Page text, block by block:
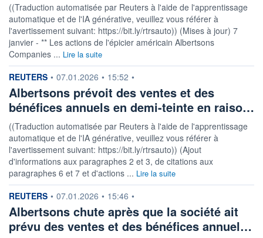
((Traduction automatisée par Reuters à l'aide de l'apprentissage
automatique et de l'IA générative, veuillez vous référer à
l'avertissement suivant: https://bit.ly/rtrsauto)) (Mises à jour) 7
janvier - ** Les actions de l'épicier américain Albertsons
Companies ... Lire la suite
information fournie par
REUTERS • 07.01.2026 • 15:52 •
Albertsons prévoit des ventes et des
bénéfices annuels en demi-teinte en raiso…
((Traduction automatisée par Reuters à l'aide de l'apprentissage
automatique et de l'IA générative, veuillez vous référer à
l'avertissement suivant: https://bit.ly/rtrsauto)) (Ajout
d'informations aux paragraphes 2 et 3, de citations aux
paragraphes 6 et 7 et d'actions ... Lire la suite
information fournie par
REUTERS • 07.01.2026 • 15:46 •
Albertsons chute après que la société ait
prévu des ventes et des bénéfices annuel…